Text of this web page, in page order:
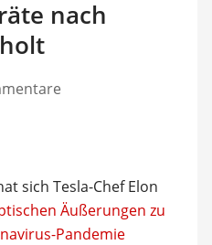
nach
sich Tesla-Chef Elon
Äußerungen zu
Pandemie